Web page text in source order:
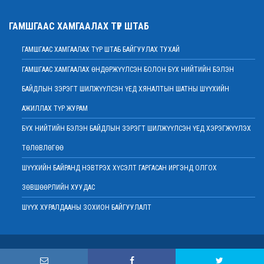
МЭДЭГДЭЛ
2022 оны 01 сарын 20
Ерөнхий шүүгч Д.Ганзориг Европын Холбооноос Монгол Улсад суугаа
Элчин сайдтай хамтын ажиллагааны талаар санал солилцов
2022 оны 01 сарын 19
Үндсэн хуулийн цэцийн гишүүнд нэр дэвшигчийн материал хүлээн авах
2022 оны 01 сарын 19
Улсын дээд шүүхийн дэргэдэх Шүүхийн сургалт, судалгаа, мэдээллийн
Дээд шүүхийн нийт шүүгчийн хуралдаан болно
холбогдох хэргийг хянан хэлэлцлээ
ГАМШГААС ХАМГААЛАХ ТҮР ШТАБ
ГАМШГААС ХАМГААЛАХ ТҮР ШТАБ БАЙГУУЛАХ ТУХАЙ
ГАМШГААС ХАМГААЛАХ ӨНДӨРЖҮҮЛСЭН БОЛОН БҮХ НИЙТИЙН БЭЛЭН
БАЙДЛЫН ЗЭРЭГТ ШИЛЖҮҮЛСЭН ҮЕД ХЯНАЛТЫН ШАТНЫ ШҮҮХИЙН
АЖИЛЛАХ ТҮР ЖУРАМ
БҮХ НИЙТИЙН БЭЛЭН БАЙДЛЫН ЗЭРЭГТ ШИЛЖҮҮЛСЭН ҮЕД ХЭРЭГЖҮҮЛЭХ
ТӨЛӨВЛӨГӨӨ
ШҮҮХИЙН БАЙРАНД НЭВТРЭХ ХҮСЭЛТ ГАРГАСАН ИРГЭНД ОЛГОХ
ЗӨВШӨӨРЛИЙН ХУУДАС
ШҮҮХ ХУРАЛДААНЫ ЗОХИОН БАЙГУУЛАЛТ